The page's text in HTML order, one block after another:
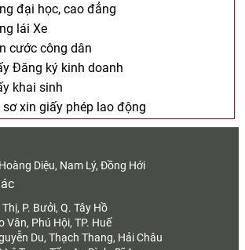
đại học, cao đẳng
lái Xe
cước công dân
Đăng ký kinh doanh
khai sinh
xin giấy phép lao động
Diệu, Nam Lý, Đồng Hới
P. Bưởi, Q. Tây Hồ
Vân, Phú Hội, TP. Huế
Du, Thạch Thang, Hải Châu